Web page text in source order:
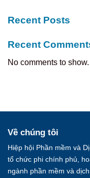
Recent Posts
Recent
No comments to show.
Về chúng tôi
Hiệp hội Phần mềm và
tổ chức phi chính phủ,
ngành phần mềm và